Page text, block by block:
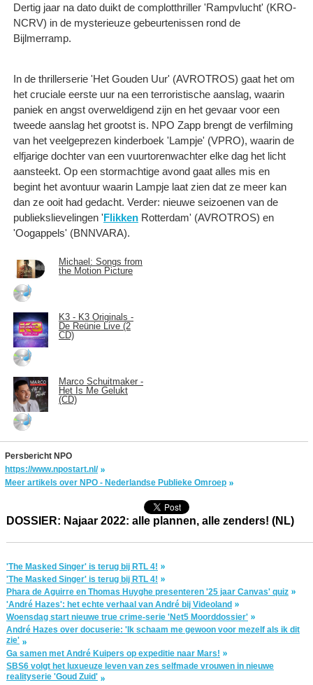
Dertig jaar na dato duikt de complotthriller 'Rampvlucht' (KRO-
NCRV) in de mysterieuze gebeurtenissen rond de
Bijlmerramp.
In de thrillerserie 'Het Gouden Uur' (AVROTROS) gaat het om
het cruciale eerste uur na een terroristische aanslag, waarin
paniek en angst overweldigend zijn en het gevaar voor een
tweede aanslag het grootst is. NPO Zapp brengt de verfilming
van het veelgeprezen kinderboek 'Lampje' (VPRO), waarin de
elfjarige dochter van een vuurtorenwachter elke dag het licht
aansteekt. Op een stormachtige avond gaat alles mis en
begint het avontuur waarin Lampje laat zien dat ze meer kan
dan ze ooit had gedacht. Verder: nieuwe seizoenen van de
publiekslievelingen 'Flikken Rotterdam' (AVROTROS) en
'Oogappels' (BNNVARA).
Michael: Songs from
the Motion Picture
K3 - K3 Originals -
De Reünie Live (2
CD)
Marco Schuitmaker -
Het Is Me Gelukt
(CD)
Persbericht NPO
https://www.npostart.nl/
Meer artikels over NPO - Nederlandse Publieke Omroep
DOSSIER: Najaar 2022: alle plannen, alle zenders! (NL)
'The Masked Singer' is terug bij RTL 4!
'The Masked Singer' is terug bij RTL 4!
Phara de Aguirre en Thomas Huyghe presenteren '25 jaar Canvas' quiz
'André Hazes': het echte verhaal van André bij Videoland
Woensdag start nieuwe true crime-serie 'Net5 Moorddossier'
André Hazes over docuserie: 'Ik schaam me gewoon voor mezelf als ik dit
zie'
Ga samen met André Kuipers op expeditie naar Mars!
SBS6 volgt het luxueuze leven van zes selfmade vrouwen in nieuwe
realityserie 'Goud Zuid'